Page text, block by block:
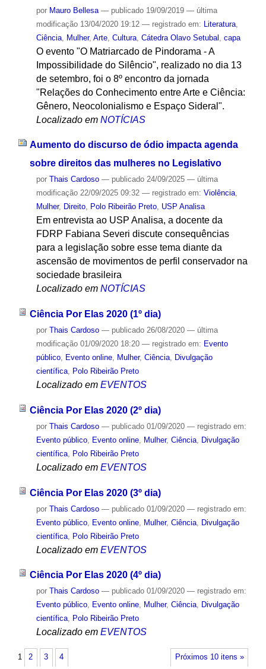
por Mauro Bellesa — publicado19/09/2019 — última
modificação13/04/2020 19:12 — registrado em: Literatura,
Ciência, Mulher, Arte, Cultura, Cátedra Olavo Setubal capa
O evento "O Matriarcado de Pindorama - A
Impossibilidade do Silêncio", realizado no dia 13
de setembro, foi o 8º encontro da jornada
"Relações do Conhecimento entre Arte e Ciência:
Gênero, Neocolonialismo e Espaço Sideral".
Localizado em NOTÍCIAS
Aumento do discurso de ódio impacta agenda
sobre direitos das mulheres no Legislativo
por Thais Cardoso — publicado24/09/2025 — última
modificação22/09/2025 09:32 — registrado em: Violência,
Mulher, Direito, Polo Ribeirão Preto, USP Analisa
Em entrevista ao USP Analisa, a docente da
FDRP Fabiana Severi discute consequências
para a legislação sobre esse tema diante da
ascensão de movimentos de perfil conservador na
sociedade brasileira
Localizado em NOTÍCIAS
Ciência Por Elas 2020 (1º dia)
por Thais Cardoso — publicado26/08/2020 — última
modificação01/09/2020 18:20 — registrado em: Evento
público, Evento online, Mulher, Ciência, Divulgação
científica, Polo Ribeirão Preto
Localizado em EVENTOS
Ciência Por Elas 2020 (2º dia)
por Thais Cardoso — publicado01/09/2020 — registrado em:
Evento público, Evento online, Mulher, Ciência,
Divulgação
científica, Polo Ribeirão Preto
Localizado em EVENTOS
Ciência Por Elas 2020 (3º dia)
por Thais Cardoso — publicado01/09/2020 — registrado em:
Evento público, Evento online, Mulher, Ciência, Divulgação
científica, Polo Ribeirão Preto
Localizado em EVENTOS
Ciência Por Elas 2020 (4º dia)
por Thais Cardoso — publicado01/09/2020 — registrado em:
Evento público, Evento online, Mulher, Ciência, Divulgação
científica, Polo Ribeirão Preto
Localizado em EVENTOS
Próximos 10 itens »
1 2 3 4